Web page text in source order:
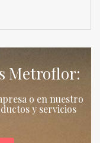
Metroflor:
o en nuestro
y servicios